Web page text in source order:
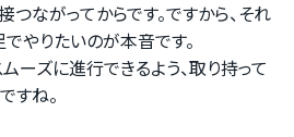
ながってからです。ですから、それ
やりたいのが本音です。
ーズに進行できるよう、取り持って
すね。